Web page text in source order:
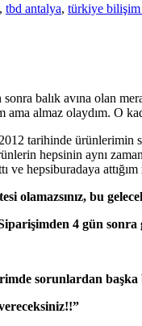
, tbd antalya, türkiye bilişim
balık avına olan
ama almaz olaydım. O
tarihinde ürünlerimin
hepsinin aynı
ve hepsiburadaya attığım
olamazsınız, bu
4 gün
sorunlardan